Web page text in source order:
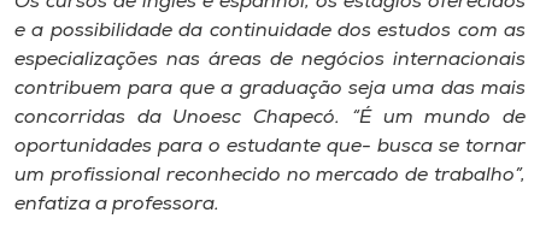
e a possibilidade da continuidade dos estudos com as
especializações nas áreas de negócios internacionais
contribuem para que a graduação seja uma das mais
concorridas da Unoesc Chapecó. “É um mundo de
oportunidades para o estudante que- busca se tornar
um profissional reconhecido no mercado de trabalho”,
enfatiza a professora.